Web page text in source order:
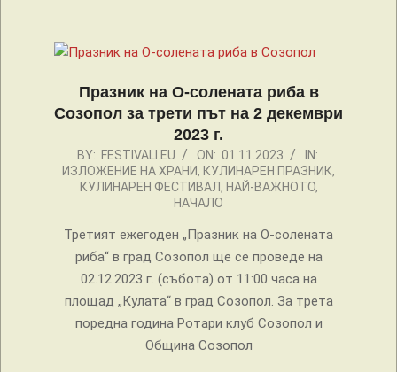
Празник на О-солената риба в
Созопол за трети път на 2 декември
2023 г.
2023-
11-
BY: FESTIVALI.EU ON: 01.11.2023
IN:
ИЗЛОЖЕНИЕ НА ХРАНИ, КУЛИНАРЕН ПРАЗНИК,
КУЛИНАРЕН ФЕСТИВАЛ, НАЙ-ВАЖНОТО,
НАЧАЛО
Третият ежегоден „Празник на О-солената
риба“ в град Созопол ще се проведе на
02.12.2023 г. (събота) от 11:00 часа на
площад „Кулата“ в град Созопол. За трета
поредна година Ротари клуб Созопол и
Община Созопол